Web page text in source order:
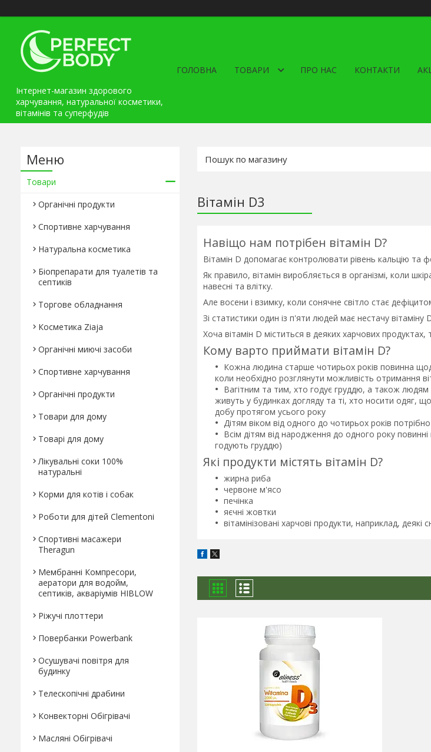
Інтернет-магазин здорового
харчування, натуральної косметики,
вітамінів та cуперфудів
ГОЛОВНА ТОВАРИ ПРО НАС КОНТАКТИ
Вітамін D3
Навіщо нам потрібен вітамін D?
Вітамін D допомагає контролювати рівень кальцію та
Як правило, вітамін виробляється в організмі, коли
навесні та влітку.
Але восени і взимку, коли сонячне світло стає
Зі статистики один із п'яти людей має нестачу вітаміну
Хоча вітамін D міститься в деяких харчових
Кому варто приймати вітамін D?
Кожна людина старше чотирьох років повинна
коли необхідно розглянути можливість отримання
Вагітним та тим, хто годує груддю, а також
живуть у будинках догляду та ті, хто носити одяг,
добу протягом усього року
Дітям віком від одного до чотирьох років
Всім дітям від народження до одного року
годують груддю)
Які продукти містять вітамін D?
жирна риба
червоне м'ясо
печінка
яєчні жовтки
вітамінізовані харчові продукти, наприклад, деякі
Товари
Органічні продукти
Спортивне харчування
Натуральна косметика
Біопрепарати для туалетів та
септиків
Торгове обладнання
Косметика Ziaja
Органічні миючі засоби
Спортивне харчування
Органічні продукти
Товари для дому
Товарі для дому
Лікувальні соки 100%
натуральні
Корми для котів і собак
Роботи для дітей Clementonі
Спортивні масажери
Theragun
Мембранні Компресори,
аератори для водойм,
септиків, акваріумів HIBLOW
Ріжучі плоттери
Повербанки Powerbank
Осушувачі повітря для
будинку
Телескопічні драбини
Конвекторні Обігрівачі
Масляні Обігрівачі